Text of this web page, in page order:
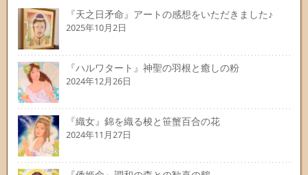
『天之日矛命』アートの感想をいただきました♪
2025年10月2日
『ハルワタート』神聖の羽根と癒しの粉
2024年12月26日
『織女』錦を織る梭と笹蟹百合の花
2024年11月27日